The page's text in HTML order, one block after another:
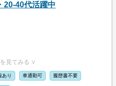
20-40代活躍中
見てみる ∨
あり 車通勤可 履歴書不要